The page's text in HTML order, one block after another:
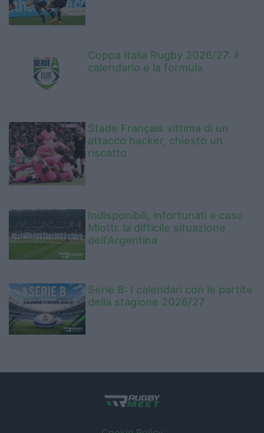
Coppa Italia Rugby 2026/27: il
calendario e la formula
Stade Français vittima di un
attacco hacker, chiesto un
riscatto
Indisponibili, infortunati e caso
Miotti: la difficile situazione
dell'Argentina
Serie B: I calendari con le partite
della stagione 2026/27